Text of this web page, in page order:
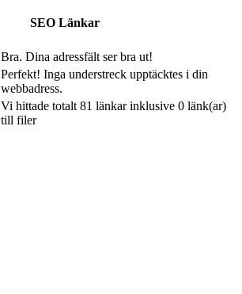
SEO Länkar
Bra. Dina adressfält ser bra ut!
Perfekt! Inga understreck upptäcktes i din
webbadress.
Vi hittade totalt 81 länkar inklusive 0 länk(ar)
till filer